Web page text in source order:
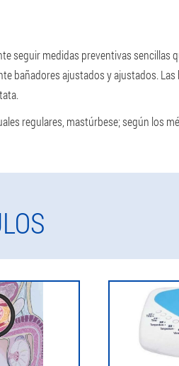
seguir medidas preventivas sencillas
bañadores ajustados y ajustados.
regulares, mastúrbese; según los